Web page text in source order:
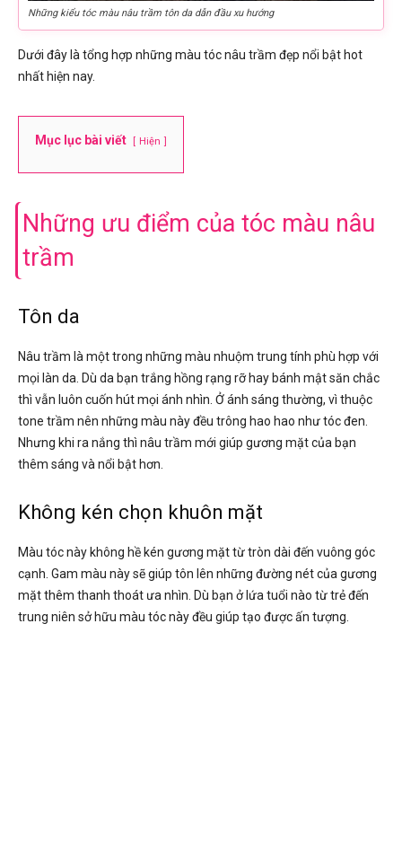
Những kiểu tóc màu nâu trầm tôn da dẫn đầu xu hướng
Dưới đây là tổng hợp những màu tóc nâu trầm đẹp nổi bật hot
nhất hiện nay.
Mục lục bài viết Hiện
Những ưu điểm của tóc màu nâu
trầm
Tôn da
Nâu trầm là một trong những màu nhuộm trung tính phù hợp với
mọi làn da. Dù da bạn trắng hồng rạng rỡ hay bánh mật săn chắc
thì vẫn luôn cuốn hút mọi ánh nhìn. Ở ánh sáng thường, vì thuộc
tone trầm nên những màu này đều trông hao hao như tóc đen.
Nhưng khi ra nắng thì nâu trầm mới giúp gương mặt của bạn
thêm sáng và nổi bật hơn.
Không kén chọn khuôn mặt
Màu tóc này không hề kén gương mặt từ tròn dài đến vuông góc
cạnh. Gam màu này sẽ giúp tôn lên những đường nét của gương
mặt thêm thanh thoát ưa nhìn. Dù bạn ở lứa tuổi nào từ trẻ đến
trung niên sở hữu màu tóc này đều giúp tạo được ấn tượng.